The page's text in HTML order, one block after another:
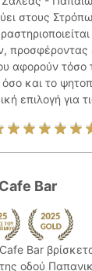
στους
προσφέροντας
αφορούν τόσο
και το
επιλογή για
Bar
Bar
οδού